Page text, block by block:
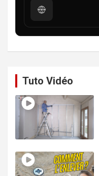
Tuto Vidéo